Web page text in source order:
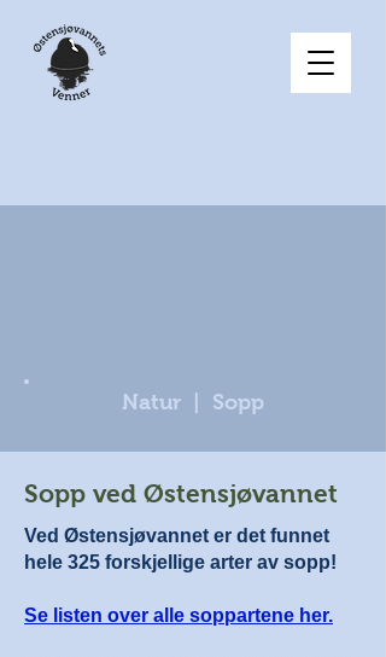
Natur | Sopp
Sopp ved Østensjøvannet
Ved Østensjøvannet er det funnet
hele 325 forskjellige arter av sopp!
Se listen over alle soppartene her.